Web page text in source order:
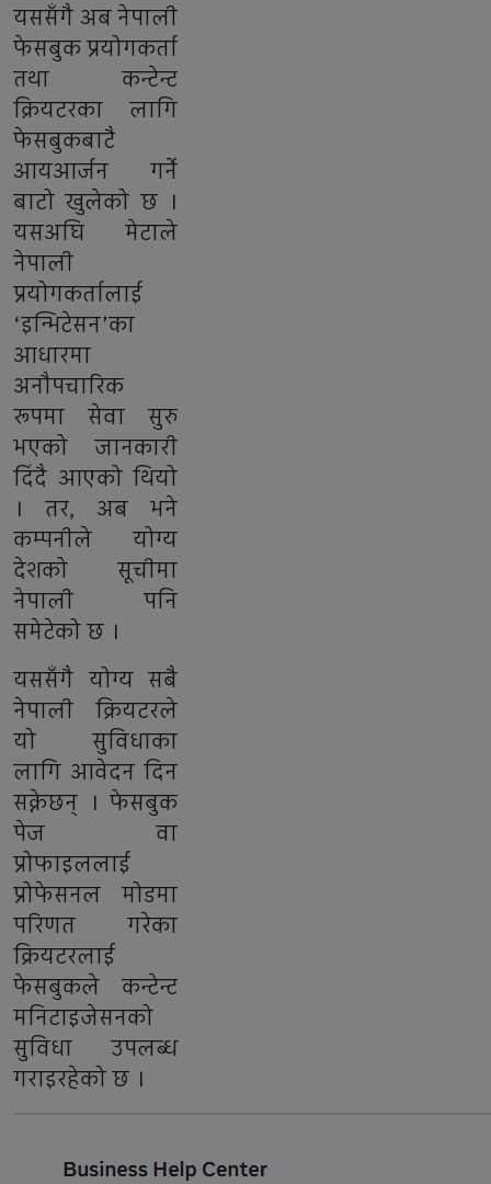
यससँगै अब नेपाली
फेसबुक प्रयोगकर्ता
तथा कन्टेन्ट
क्रियटरका लागि
फेसबुकबाटै
आयआर्जन गर्ने
बाटो खुलेको छ ।
यसअघि मेटाले
नेपाली
प्रयोगकर्तालाई
‘इन्भिटेसन’का
आधारमा
अनौपचारिक
रूपमा सेवा सुरु
भएको जानकारी
दिंदै आएको थियो
। तर, अब भने
कम्पनीले योग्य
देशको सूचीमा
नेपाली पनि
समेटेको छ ।
यससँगै योग्य सबै
नेपाली क्रियटरले
यो सुविधाका
लागि आवेदन दिन
सक्नेछन् । फेसबुक
पेज वा
प्रोफाइललाई
प्रोफेसनल मोडमा
परिणत गरेका
क्रियटरलाई
फेसबुकले कन्टेन्ट
मनिटाइजेसनको
सुविधा उपलब्ध
गराइरहेको छ ।